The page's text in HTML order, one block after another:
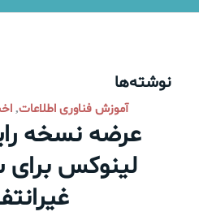
نوشته‌ها
آموزش فناوری اطلاعات,
عرضه نسخه
لینوکس برای